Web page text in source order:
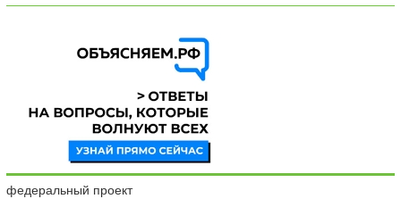
федеральный проект